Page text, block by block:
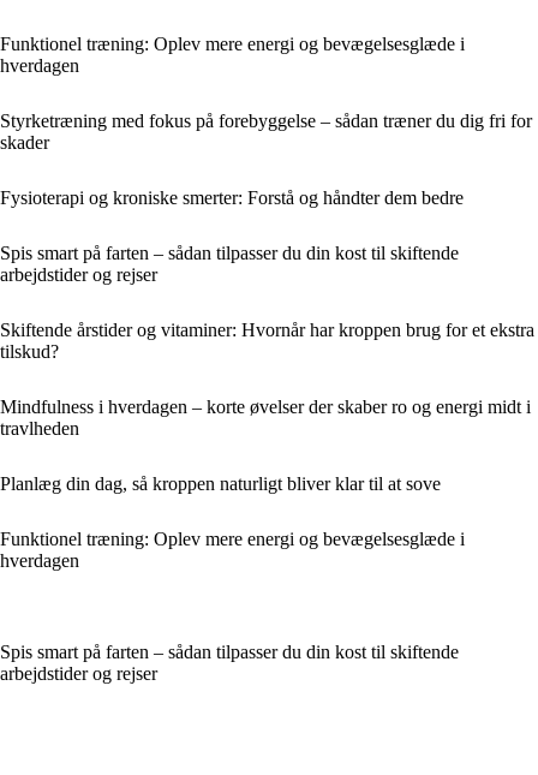
Funktionel træning: Oplev mere energi og bevægelsesglæde i
hverdagen
Styrketræning med fokus på forebyggelse – sådan træner du dig fri for
skader
Fysioterapi og kroniske smerter: Forstå og håndter dem bedre
Spis smart på farten – sådan tilpasser du din kost til skiftende
arbejdstider og rejser
Skiftende årstider og vitaminer: Hvornår har kroppen brug for et ekstra
tilskud?
Mindfulness i hverdagen – korte øvelser der skaber ro og energi midt i
travlheden
Planlæg din dag, så kroppen naturligt bliver klar til at sove
Funktionel træning: Oplev mere energi og bevægelsesglæde i
hverdagen
Spis smart på farten – sådan tilpasser du din kost til skiftende
arbejdstider og rejser